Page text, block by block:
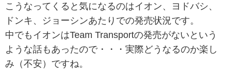
こうなってくると気になるのはイオン、ヨドバシ、
ドンキ、ジョーシンあたりでの発売状況です。
中でもイオンはTeam Transportの発売がないという
ような話もあったので・・・実際どうなるのか楽し
み（不安）ですね。